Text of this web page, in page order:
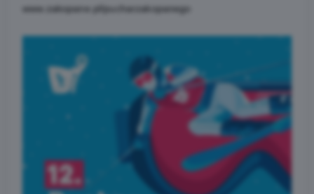
www.zakopane.pl/pucharzakopanego